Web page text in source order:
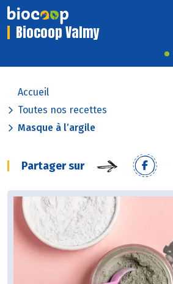
Biocoop Valmy
Accueil
Toutes nos recettes
Masque à l’argile
Partager sur